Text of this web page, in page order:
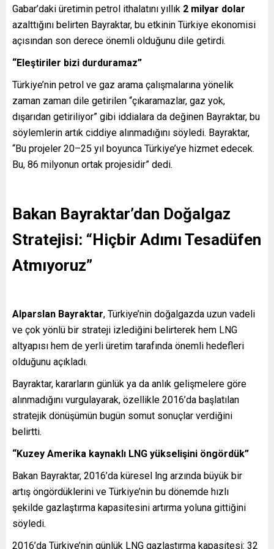
Gabar’daki üretimin petrol ithalatını yıllık 2 milyar dolar
azalttığını belirten Bayraktar, bu etkinin Türkiye ekonomisi
açısından son derece önemli olduğunu dile getirdi.
“Eleştiriler bizi durduramaz”
Türkiye’nin petrol ve gaz arama çalışmalarına yönelik
zaman zaman dile getirilen “çıkaramazlar, gaz yok,
dışarıdan getiriliyor” gibi iddialara da değinen Bayraktar, bu
söylemlerin artık ciddiye alınmadığını söyledi. Bayraktar,
“Bu projeler 20–25 yıl boyunca Türkiye’ye hizmet edecek.
Bu, 86 milyonun ortak projesidir” dedi.
Bakan Bayraktar’dan Doğalgaz
Stratejisi: “Hiçbir Adımı Tesadüfen
Atmıyoruz”
Alparslan Bayraktar, Türkiye’nin doğalgazda uzun vadeli
ve çok yönlü bir strateji izlediğini belirterek hem LNG
altyapısı hem de yerli üretim tarafında önemli hedefleri
olduğunu açıkladı.
Bayraktar, kararların günlük ya da anlık gelişmelere göre
alınmadığını vurgulayarak, özellikle 2016’da başlatılan
stratejik dönüşümün bugün somut sonuçlar verdiğini
belirtti.
“Kuzey Amerika kaynaklı LNG yükselişini öngördük”
Bakan Bayraktar, 2016’da küresel lng arzında büyük bir
artış öngördüklerini ve Türkiye’nin bu dönemde hızlı
şekilde gazlaştırma kapasitesini artırma yoluna gittiğini
söyledi.
2016’da Türkiye’nin günlük LNG gazlaştırma kapasitesi: 32